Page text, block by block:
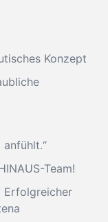
Konzept
anfühlt.“
Team!
Erfolgreicher